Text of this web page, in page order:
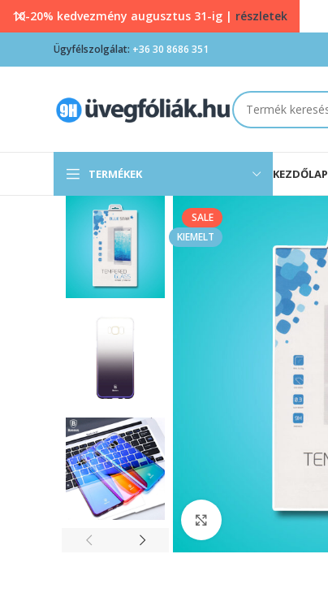
Ügyfélszolgálat: +36 30 8686 351
TERMÉKEK KEZDŐLAP
SALE
KIEMELT
10-20% kedvezmény augusztus 31-ig | részletek